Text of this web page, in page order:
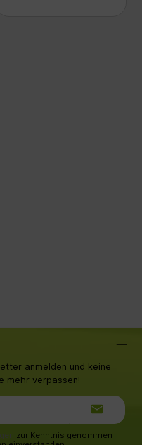
anmelden und keine
mehr verpassen!
zur Kenntnis genommen